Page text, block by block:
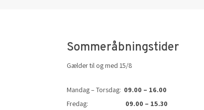
Sommeråbningstider
Gælder til og med 15/8
Mandag – Torsdag: 09.00 – 16.00
Fredag: 09.00 – 15.30